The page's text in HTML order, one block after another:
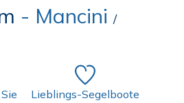
- Mancini /
Lieblings-Segelboote